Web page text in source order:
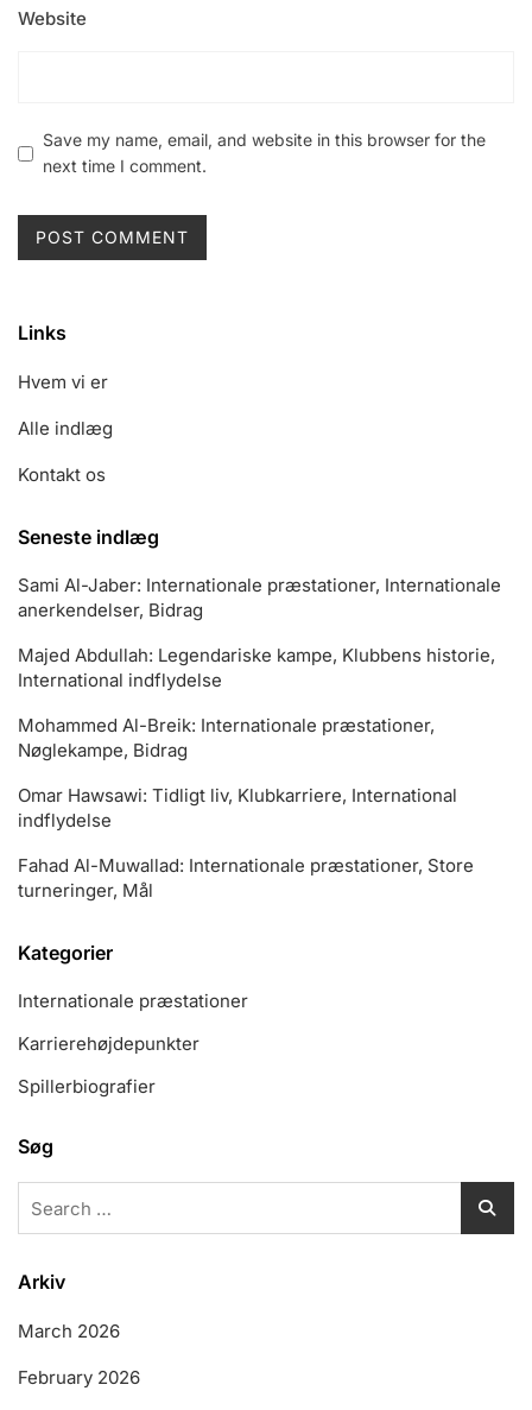
Website
Save my name, email, and website in this browser for the
next time I comment.
Links
Hvem vi er
Alle indlæg
Kontakt os
Seneste indlæg
Sami Al-Jaber: Internationale præstationer, Internationale
anerkendelser, Bidrag
Majed Abdullah: Legendariske kampe, Klubbens historie,
International indflydelse
Mohammed Al-Breik: Internationale præstationer,
Nøglekampe, Bidrag
Omar Hawsawi: Tidligt liv, Klubkarriere, International
indflydelse
Fahad Al-Muwallad: Internationale præstationer, Store
turneringer, Mål
Kategorier
Internationale præstationer
Karrierehøjdepunkter
Spillerbiografier
Søg
for:
Arkiv
March 2026
February 2026